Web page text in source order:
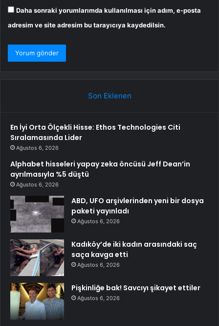
Daha sonraki yorumlarımda kullanılması için adım, e-posta
adresim ve site adresim bu tarayıcıya kaydedilsin.
Son Eklenen
En İyi Orta Ölçekli Hisse: Ethos Technologies Citi
Sıralamasında Lider
Ağustos 6, 2026
Alphabet hisseleri yapay zeka öncüsü Jeff Dean’in
ayrılmasıyla %5 düştü
Ağustos 6, 2026
ABD, UFO arşivlerinden yeni bir dosya
paketi yayınladı
Ağustos 6, 2026
Kadıköy’de iki kadın arasındaki saç
saça kavga etti
Ağustos 6, 2026
Pişkinliğe bak! Savcıyı şikayet ettiler
Ağustos 6, 2026